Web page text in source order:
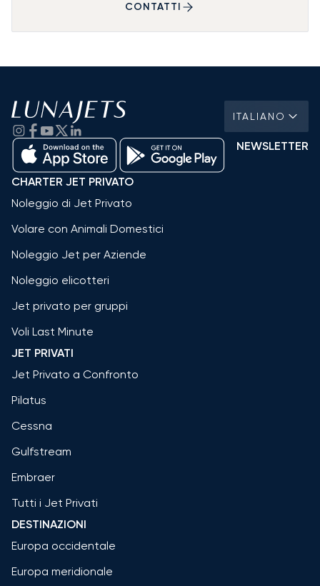
CONTATTI
ITALIANO
NEWSLETTER
CHARTER JET PRIVATO
Noleggio di Jet Privato
Volare con Animali Domestici
Noleggio Jet per Aziende
Noleggio elicotteri
Jet privato per gruppi
Voli Last Minute
JET PRIVATI
Jet Privato a Confronto
Pilatus
Cessna
Gulfstream
Embraer
Tutti i Jet Privati
DESTINAZIONI
Europa occidentale
Europa meridionale